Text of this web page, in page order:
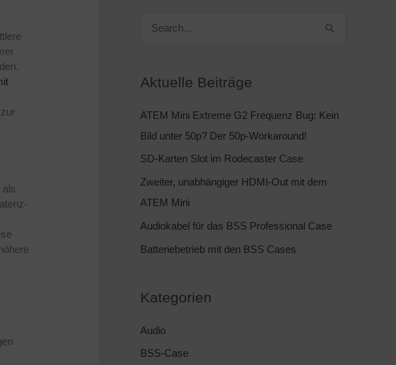
als
e
n
n
a
c
Aktuelle Beiträge
ATEM Mini Extreme G2 Frequenz Bug: Kein
Bild unter 50p? Der 50p-Workaround!
SD-Karten Slot im Rodecaster Case
Zweiter, unabhängiger HDMI-Out mit dem
ATEM Mini
Audiokabel für das BSS Professional Case
Batteriebetrieb mit den BSS Cases
Kategorien
Audio
BSS-Case